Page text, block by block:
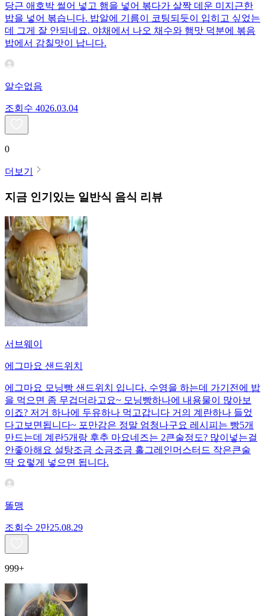
당근 애호박 썰어 넣고 햄을 넣어 볶다가 살짝 데운 미지근한
밥을 넣어 볶습니다. 밥알에 기름이 코팅되듯이 입히고 싶었는
데 그게 잘 안되네요. 야채에서 나오 채수와 햄맛 덕분에 볶음
밥에서 감칠맛이 납니다.
알수없음
조회수 4026.03.04
0
더보기
지금 인기있는 일반식 음식 리뷰
서브웨이
에그마요 샌드위치
에그마요 모닝빵 샌드위치 입니다. 수영을 하는데 가기전에 밥
을 먹으면 좀 무겁더라고요~ 모닝빵하나에 내용물이 많아보
이죠? 저거 하나에 두유하나 먹고갑니다 거의 계란하나 들었
다고보면됩니다~ 포만감은 정말 엄청나구요 레시피는 빵5개
만드는데 계란5개랑 후추 마요네즈는 2큰술정도? 많이넣는걸
안좋아해요 설탕조금 소금조금 홀그레인머스터드 작은큰술
딱 요렇게 넣으면 됩니다.
똘맹
조회수 2만25.08.29
999+